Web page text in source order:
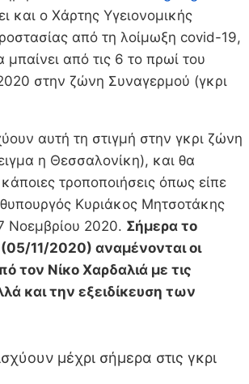
και ο Χάρτης Υγειονομικής
από τη λοίμωξη covid-19,
από τις 6 το πρωί του
στην ζώνη Συναγερμού (γκρι
αυτή τη στιγμή στην γκρι ζώνη
η Θεσσαλονίκη), και θα
τροποποιήσεις όπως είπε
Κυριάκος Μητσοτάκης
Νοεμβρίου 2020. Σήμερα το
11/2020) αναμένονται οι
τον Νίκο Χαρδαλιά με τις
και την εξειδίκευση των
μέχρι σήμερα στις γκρι